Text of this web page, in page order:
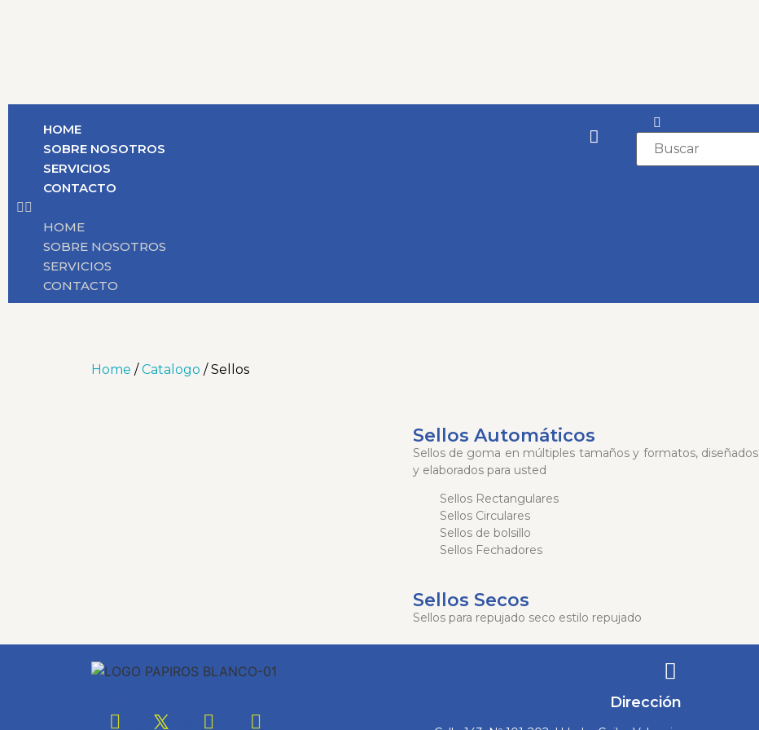
HOME
SOBRE NOSOTROS
SERVICIOS
CONTACTO
HOME
SOBRE NOSOTROS
SERVICIOS
CONTACTO
Home /Catalogo / Sellos
Sellos Automáticos
Sellos de goma en múltiples tamaños y formatos, diseñados
y elaborados para usted
Sellos Rectangulares
Sellos Circulares
Sellos de bolsillo
Sellos Fechadores
Sellos Secos
Sellos para repujado seco estilo repujado
Dirección